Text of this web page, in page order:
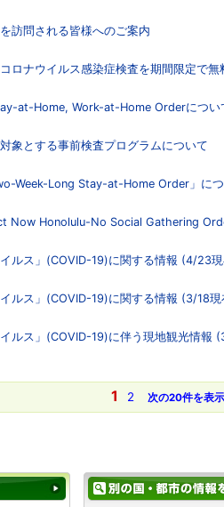
訪問される皆様へのご案内
ナウイルス感染症検査を期間限定で無
at-Home, Work-at-Home Orderについ
象とする事前検査プログラムについて
Week-Long Stay-at-Home Order」に
Now Honolulu-No Social Gathering
ルス」(COVID-19)に関する情報 (4/23
ルス」(COVID-19)に関する情報 (3/18現
ルス」(COVID-19)に伴う現地観光情報
1 2 次の20件を表示